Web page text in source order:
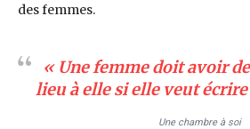
des femmes.
« Une femme doit avoir
lieu à elle si elle veut
Une chambre à soi